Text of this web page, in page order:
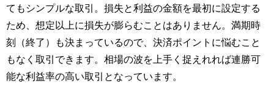
てもシンプルな取引。損失と利益の金額を最初に設定する
ため、想定以上に損失が膨らむことはありません。満期時
刻（終了）も決まっているので、決済ポイントに悩むこと
もなく取引できます。相場の波を上手く捉えれれば連勝可
能な利益率の高い取引となっています。